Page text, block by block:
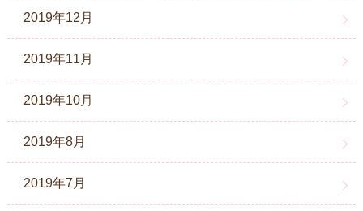
2019年12月
2019年11月
2019年10月
2019年8月
2019年7月